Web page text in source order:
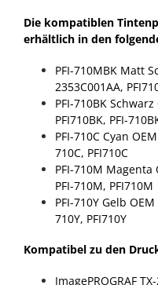
Die kompatiblen
erhältlich in den
PFI-710MBK Matt
2353C001AA,
PFI-710BK Schwarz
PFI710BK, PFI-
PFI-710C Cyan
710C, PFI710C
PFI-710M Magenta
PFI-710M, PFI710M
PFI-710Y Gelb
710Y, PFI710Y
Kompatibel zu den
ImagePROGRAF